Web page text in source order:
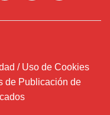
/ Uso de Cookies
de Publicación de